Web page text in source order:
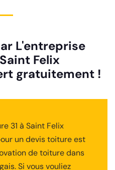
L'entreprise
Felix
gratuitement !
31 à Saint Felix
un devis toiture est
de toiture dans
Si vous vouliez